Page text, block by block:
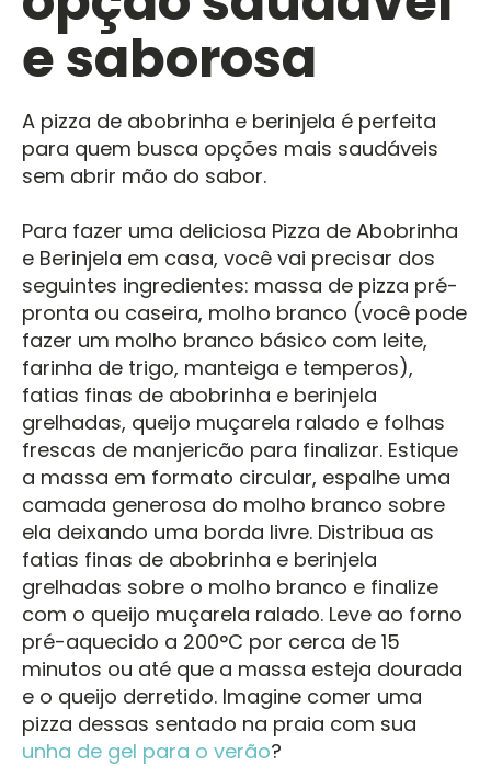
e saborosa
A pizza de abobrinha e berinjela é perfeita
para quem busca opções mais saudáveis
sem abrir mão do sabor.
Para fazer uma deliciosa Pizza de Abobrinha
e Berinjela em casa, você vai precisar dos
seguintes ingredientes: massa de pizza pré-
pronta ou caseira, molho branco (você pode
fazer um molho branco básico com leite,
farinha de trigo, manteiga e temperos),
fatias finas de abobrinha e berinjela
grelhadas, queijo muçarela ralado e folhas
frescas de manjericão para finalizar. Estique
a massa em formato circular, espalhe uma
camada generosa do molho branco sobre
ela deixando uma borda livre. Distribua as
fatias finas de abobrinha e berinjela
grelhadas sobre o molho branco e finalize
com o queijo muçarela ralado. Leve ao forno
pré-aquecido a 200°C por cerca de 15
minutos ou até que a massa esteja dourada
e o queijo derretido. Imagine comer uma
pizza dessas sentado na praia com sua
unha de gel para o verão?